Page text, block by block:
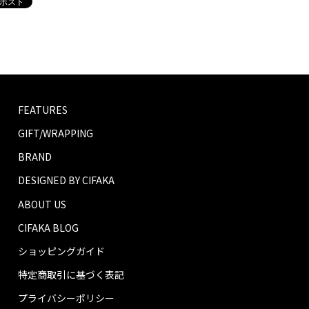
FEATURES
GIFT/WRAPPING
BRAND
DESIGNED BY CIFAKA
ABOUT US
CIFAKA BLOG
ショッピングガイド
特定商取引に基づく表記
プライバシーポリシー